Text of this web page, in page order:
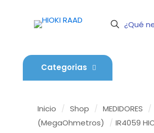
Categorias
Inicio / Shop / MEDIDORES /
(MegaOhmetros)
/ IR4059